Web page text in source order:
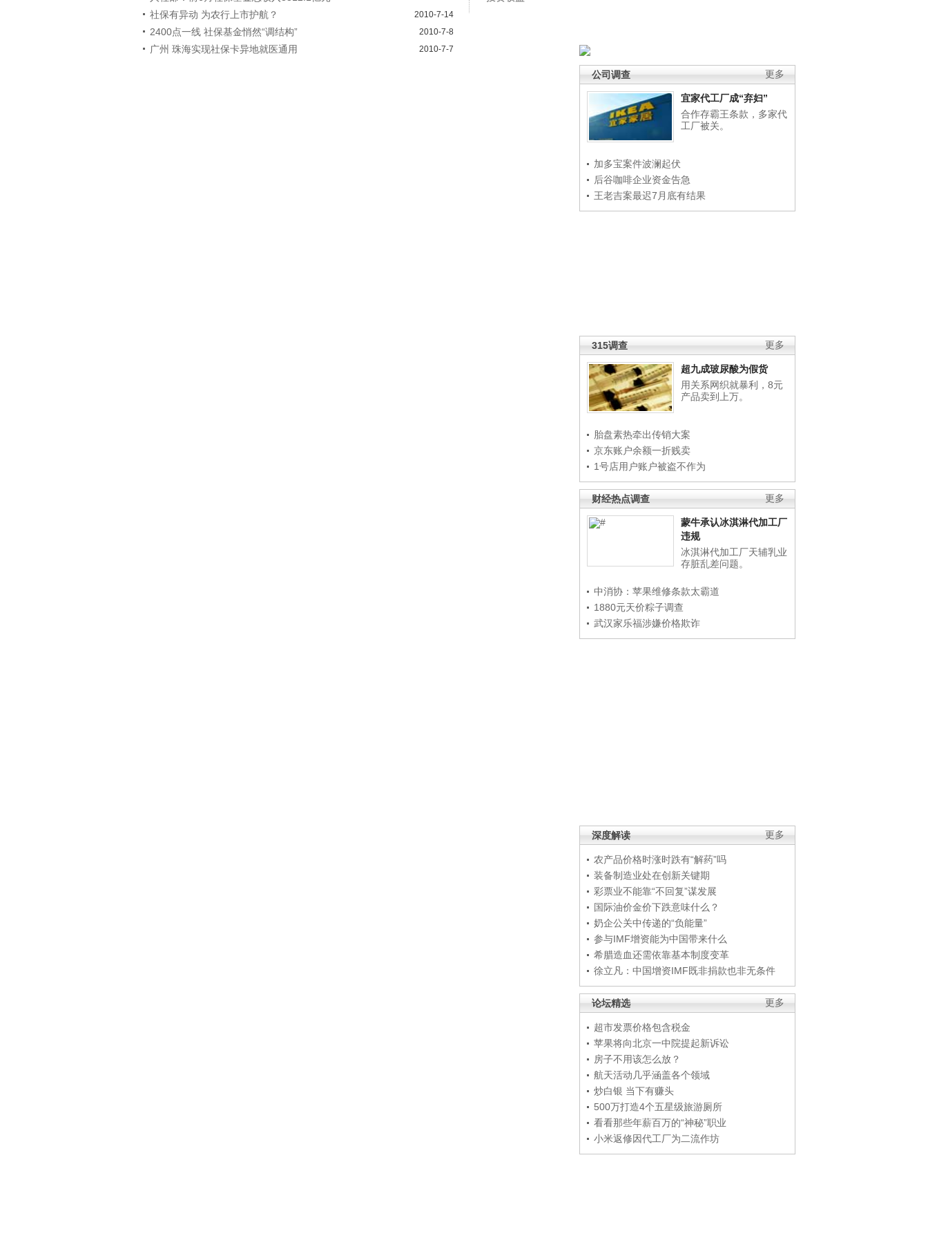
更多
公司调查
宜家代工厂成“弃妇”
合作存霸王条款，多家代
工厂被关。
加多宝案件波澜起伏
后谷咖啡企业资金告急
王老吉案最迟7月底有结果
更多
315调查
超九成玻尿酸为假货
用关系网织就暴利，8元
产品卖到上万。
胎盘素热牵出传销大案
京东账户余额一折贱卖
1号店用户账户被盗不作为
更多
财经热点调查
蒙牛承认冰淇淋代加工厂
违规
冰淇淋代加工厂天辅乳业
存脏乱差问题。
中消协：苹果维修条款太霸道
1880元天价粽子调查
武汉家乐福涉嫌价格欺诈
更多
深度解读
农产品价格时涨时跌有“解药”吗
装备制造业处在创新关键期
彩票业不能靠“不回复”谋发展
国际油价金价下跌意味什么？
奶企公关中传递的“负能量”
参与IMF增资能为中国带来什么
希腊造血还需依靠基本制度变革
徐立凡：中国增资IMF既非捐款也非无条件
更多
论坛精选
超市发票价格包含税金
苹果将向北京一中院提起新诉讼
房子不用该怎么放？
航天活动几乎涵盖各个领域
炒白银 当下有赚头
500万打造4个五星级旅游厕所
看看那些年薪百万的“神秘”职业
小米返修因代工厂为二流作坊
社保有异动 为农行上市护航？ 2010-7-14
2400点一线 社保基金悄然“调结构” 2010-7-8
广州 珠海实现社保卡异地就医通用 2010-7-7